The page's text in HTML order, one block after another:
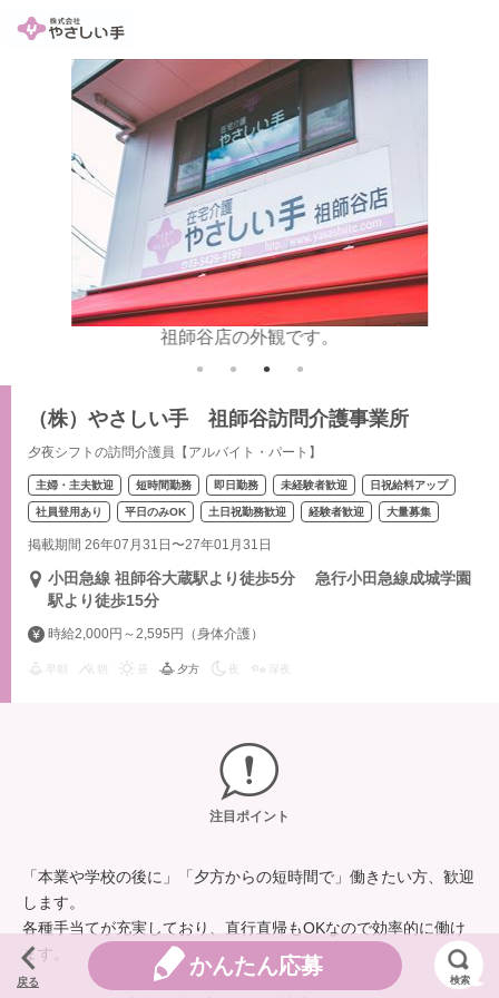
祖師谷店の外観です。
（株）やさしい手 祖師谷訪問介護事業所
夕夜シフトの訪問介護員【アルバイト・パート】
主婦・主夫歓迎 短時間勤務 即日勤務 未経験者歓迎 日祝給料アップ
社員登用あり 平日のみOK 土日祝勤務歓迎 経験者歓迎 大量募集
掲載期間 26年07月31日〜27年01月31日
小田急線 祖師谷大蔵駅より徒歩5分 急行小田急線成城学園
駅より徒歩15分
時給2,000円～2,595円（身体介護）
夕方 夜 深夜
注目ポイント
「本業や学校の後に」「夕方からの短時間で」働きたい方、歓迎
します。
各種手当てが充実しており、直行直帰もOKなので効率的に働け
ます。
戻る
かんたん応募
検索